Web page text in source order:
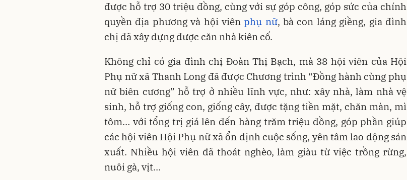
được hỗ trợ 30 triệu đồng, cùng với sự góp công, góp sức của chính
quyền địa phương và hội viênphụ nữ, bà con láng giềng, gia đình
chị đã xây dựng được căn nhà kiên cố.
Không chỉ có gia đình chị Đoàn Thị Bạch, mà 38 hội viên của Hội
Phụ nữ xã Thanh Long đã được Chương trình “Đồng hành cùng phụ
nữ biên cương” hỗ trợ ở nhiều lĩnh vực, như: xây nhà, làm nhà vệ
sinh, hỗ trợ giống con, giống cây, được tặng tiền mặt, chăn màn, mì
tôm… với tổng trị giá lên đến hàng trăm triệu đồng, góp phần giúp
các hội viên Hội Phụ nữ xã ổn định cuộc sống, yên tâm lao động sản
xuất. Nhiều hội viên đã thoát nghèo, làm giàu từ việc trồng rừng,
nuôi gà, vịt…